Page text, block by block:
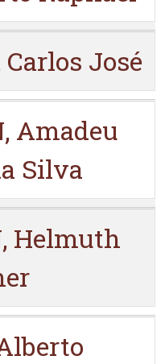
José
Amadeu
Silva
Helmuth